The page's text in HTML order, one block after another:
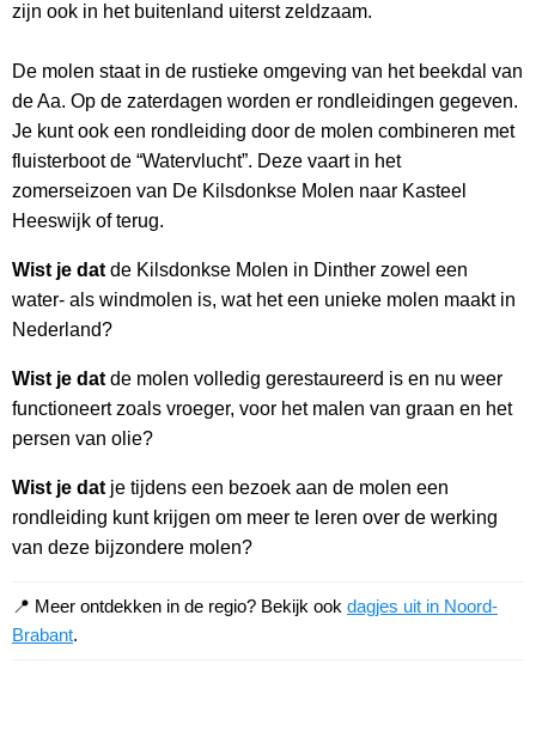
zijn ook in het buitenland uiterst zeldzaam.
De molen staat in de rustieke omgeving van het beekdal van
de Aa. Op de zaterdagen worden er rondleidingen gegeven.
Je kunt ook een rondleiding door de molen combineren met
fluisterboot de “Watervlucht”. Deze vaart in het
zomerseizoen van De Kilsdonkse Molen naar Kasteel
Heeswijk of terug.
Wist je dat de Kilsdonkse Molen in Dinther zowel een
water- als windmolen is, wat het een unieke molen maakt in
Nederland?
Wist je dat de molen volledig gerestaureerd is en nu weer
functioneert zoals vroeger, voor het malen van graan en het
persen van olie?
Wist je dat je tijdens een bezoek aan de molen een
rondleiding kunt krijgen om meer te leren over de werking
van deze bijzondere molen?
📍 Meer ontdekken in de regio? Bekijk ook dagjes uit in Noord-
Brabant.